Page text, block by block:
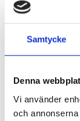
Samtycke
Denna
Vi använder
och
GTS